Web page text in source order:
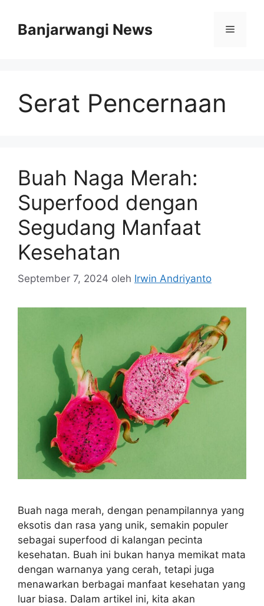
Banjarwangi News Menu
Serat Pencernaan
Buah Naga Merah:
Superfood dengan
Segudang Manfaat
Kesehatan
September 7, 2024 oleh Irwin Andriyanto
Buah naga merah, dengan penampilannya yang
eksotis dan rasa yang unik, semakin populer
sebagai superfood di kalangan pecinta
kesehatan. Buah ini bukan hanya memikat mata
dengan warnanya yang cerah, tetapi juga
menawarkan berbagai manfaat kesehatan yang
luar biasa. Dalam artikel ini, kita akan